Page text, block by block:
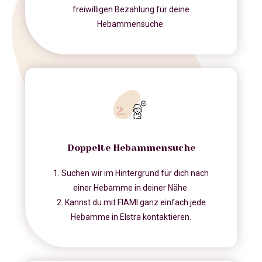
freiwilligen Bezahlung für deine
Hebammensuche.
Doppelte Hebammensuche
1. Suchen wir im Hintergrund für dich nach
einer Hebamme in deiner Nähe.
2. Kannst du mit FIAMI ganz einfach jede
Hebamme in Elstra kontaktieren.